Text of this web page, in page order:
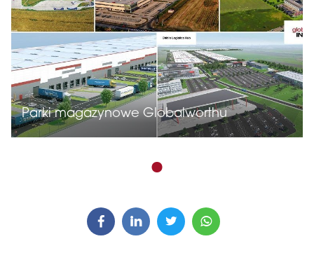
Parki magazynowe Globalworthu